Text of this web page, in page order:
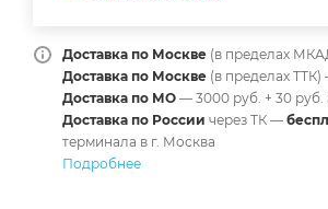
Доставка по Москве (в пределах
Доставка по Москве (в пределах
Доставка по МО — 3000 руб. + 30 руб.
Доставка по России через ТК — б
терминала в г. Москва
Подробнее